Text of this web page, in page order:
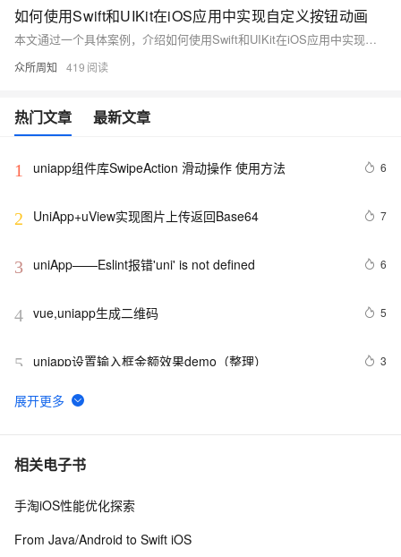
如何使用Swift和UIKit在iOS应用中实现自定义按钮动画
本文通过一个具体案例，介绍如何使用Swift和UIKit在iOS应用中实现自定义按钮动画。当用户点击按钮时，按钮将从圆形变为椭圆形，颜色从蓝色渐变到绿色；释放按钮时，动画以相反方式恢复。通过UIView的动画方法和弹簧动画效果，实现平滑自然的过渡。
众所周知 419
热门文章 最新文章
1 uniapp组件库SwipeAction 滑动操作 使用方法 6
2 UniApp+uView实现图片上传返回Base64 7
3 6
4 vue,uniapp生成二维码 5
5 uniapp设置输入框金额效果demo（整理） 3
6 uniapp u-tabs表单如何默认选中
7 【Uniapp】小程序携带Token请求接口+无感知登录方案
8 UniApp 生命周期详解
相关电子书
手淘iOS性能优化探索
From Java/Android to Swift iOS